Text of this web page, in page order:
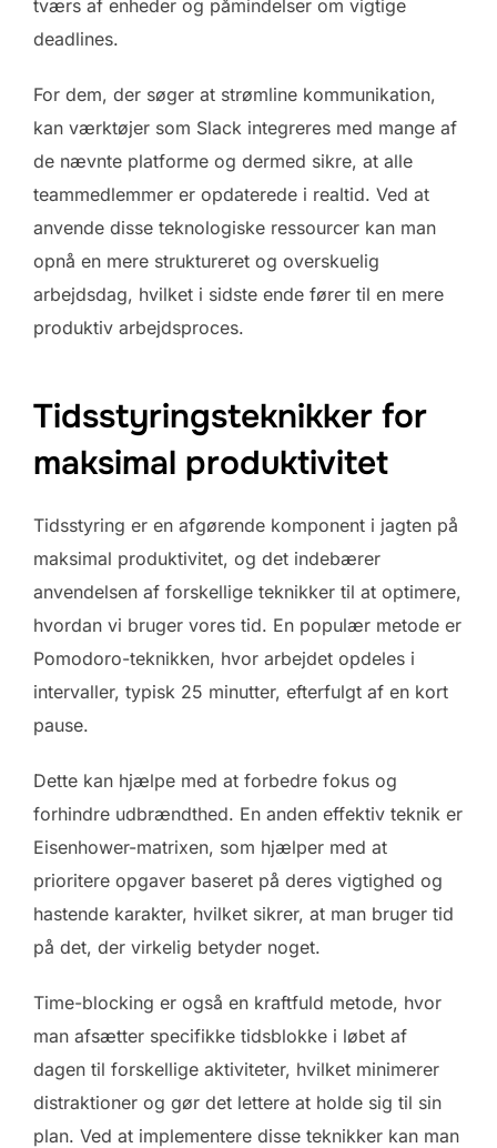
tværs af enheder og påmindelser om vigtige
deadlines.
For dem, der søger at strømline kommunikation,
kan værktøjer som Slack integreres med mange af
de nævnte platforme og dermed sikre, at alle
teammedlemmer er opdaterede i realtid. Ved at
anvende disse teknologiske ressourcer kan man
opnå en mere struktureret og overskuelig
arbejdsdag, hvilket i sidste ende fører til en mere
produktiv arbejdsproces.
Tidsstyringsteknikker for
maksimal produktivitet
Tidsstyring er en afgørende komponent i jagten på
maksimal produktivitet, og det indebærer
anvendelsen af forskellige teknikker til at optimere,
hvordan vi bruger vores tid. En populær metode er
Pomodoro-teknikken, hvor arbejdet opdeles i
intervaller, typisk 25 minutter, efterfulgt af en kort
pause.
Dette kan hjælpe med at forbedre fokus og
forhindre udbrændthed. En anden effektiv teknik er
Eisenhower-matrixen, som hjælper med at
prioritere opgaver baseret på deres vigtighed og
hastende karakter, hvilket sikrer, at man bruger tid
på det, der virkelig betyder noget.
Time-blocking er også en kraftfuld metode, hvor
man afsætter specifikke tidsblokke i løbet af
dagen til forskellige aktiviteter, hvilket minimerer
distraktioner og gør det lettere at holde sig til sin
plan. Ved at implementere disse teknikker kan man